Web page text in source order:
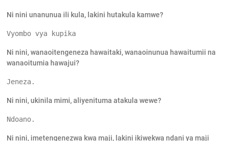
Ni nini unanunua ili kula, lakini hutakula kamwe?
Vyombo vya kupika
Ni nini, wanaoitengeneza hawaitaki, wanaoinunua hawaitumii na
wanaoitumia hawajui?
Jeneza.
Ni nini, ukinila mimi, aliyenituma atakula wewe?
Ndoano.
Ni nini, imetengenezwa kwa maji, lakini ikiwekwa ndani ya maji